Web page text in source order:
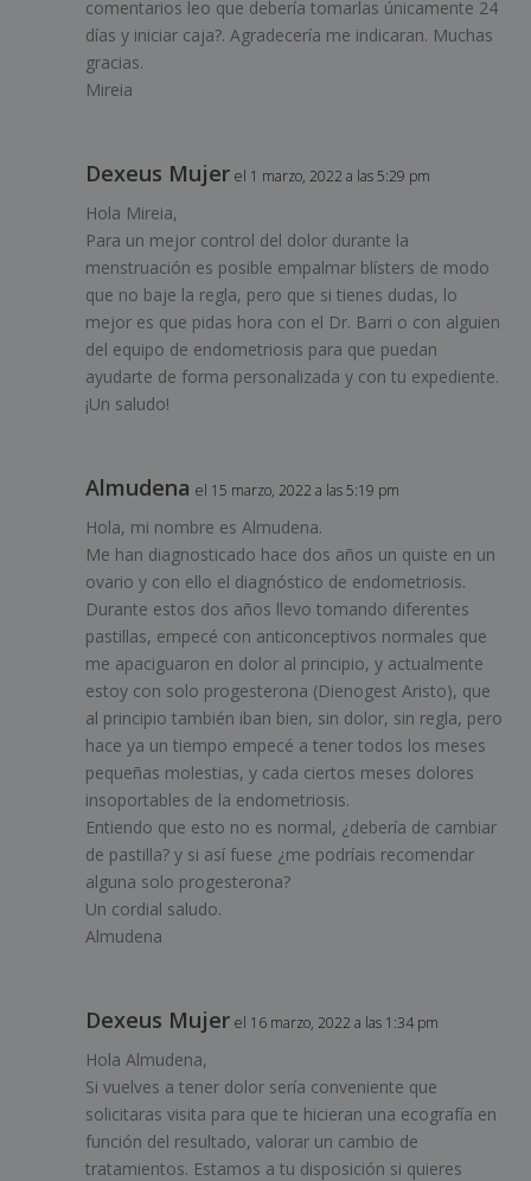
comentarios leo que debería tomarlas únicamente 24
días y iniciar caja?. Agradecería me indicaran. Muchas
gracias.
Mireia
Dexeus Mujer el 1 marzo, 2022 a las 5:29 pm
Hola Mireia,
Para un mejor control del dolor durante la
menstruación es posible empalmar blísters de modo
que no baje la regla, pero que si tienes dudas, lo
mejor es que pidas hora con el Dr. Barri o con alguien
del equipo de endometriosis para que puedan
ayudarte de forma personalizada y con tu expediente.
¡Un saludo!
Almudena el 15 marzo, 2022 a las 5:19 pm
Hola, mi nombre es Almudena.
Me han diagnosticado hace dos años un quiste en un
ovario y con ello el diagnóstico de endometriosis.
Durante estos dos años llevo tomando diferentes
pastillas, empecé con anticonceptivos normales que
me apaciguaron en dolor al principio, y actualmente
estoy con solo progesterona (Dienogest Aristo), que
al principio también iban bien, sin dolor, sin regla, pero
hace ya un tiempo empecé a tener todos los meses
pequeñas molestias, y cada ciertos meses dolores
insoportables de la endometriosis.
Entiendo que esto no es normal, ¿debería de cambiar
de pastilla? y si así fuese ¿me podríais recomendar
alguna solo progesterona?
Un cordial saludo.
Almudena
Dexeus Mujer el 16 marzo, 2022 a las 1:34 pm
Hola Almudena,
Si vuelves a tener dolor sería conveniente que
solicitaras visita para que te hicieran una ecografía en
función del resultado, valorar un cambio de
tratamientos. Estamos a tu disposición si quieres